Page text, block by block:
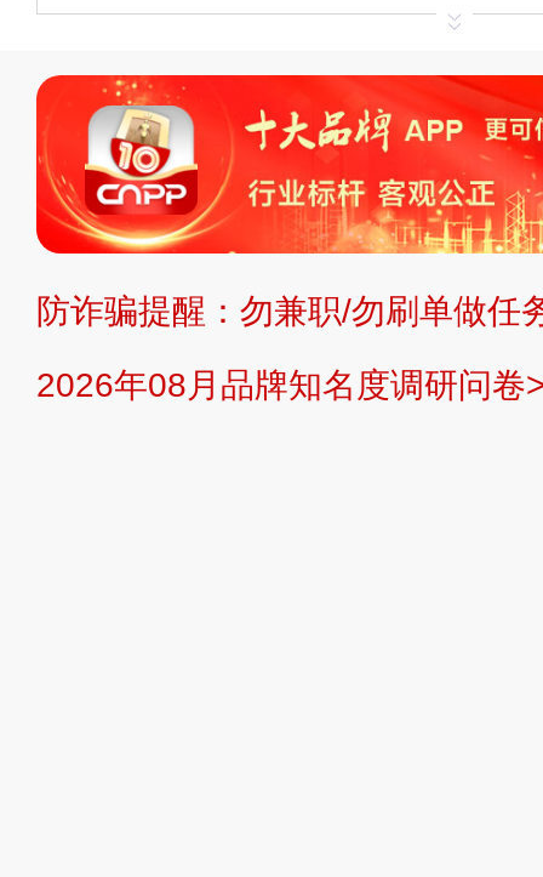
平台自有内容（文字
标、LOGO 等）知识产权归本站所
复制、转载、商用。本站不生产产
不代理、不招商、不提供中介服务。
持投资购买的观点或意见，页面信息
提交说明： 快速提交发布>> 提交品
防诈骗提醒：勿兼职/勿刷单做任
2026年08月品牌知名度调研问卷